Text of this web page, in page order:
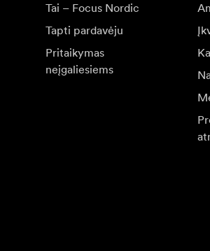
Tai – Focus Nordic
Tapti pardavėju
Pritaikymas
neįgaliesiems